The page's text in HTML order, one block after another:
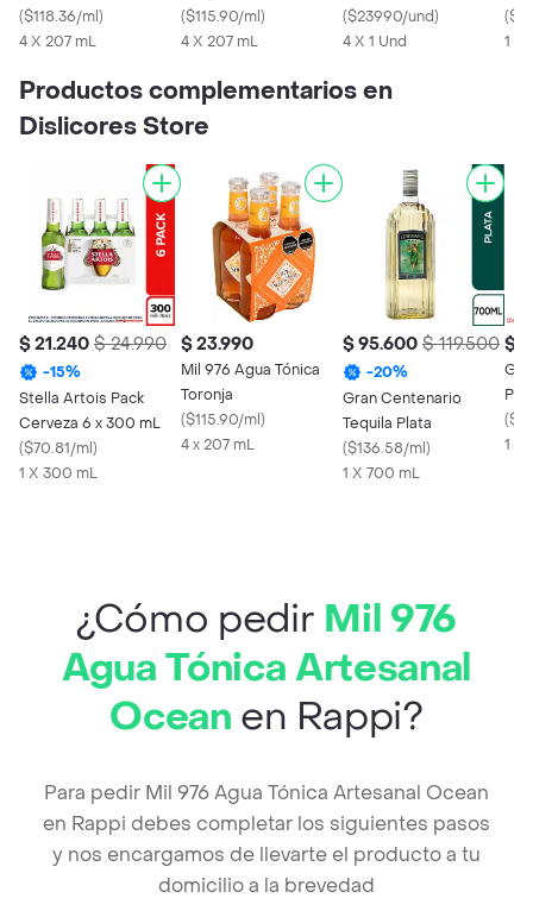
($118.36/ml)
4 X 207 mL
($115.90/ml)
4 X 207 mL
($23990/und)
4 X 1 Und
(
1 X
Productos complementarios en
Dislicores Store
$ 21.240 $ 24.990
-15%
Stella Artois Pack
Cerveza 6 x 300 mL
($70.81/ml)
1 X 300 mL
$ 23.990
Mil 976 Agua Tónica
Toronja
($115.90/ml)
4 x 207 mL
$ 95.600 $ 119.500
-20%
Gran Centenario
Tequila Plata
($136.58/ml)
1 X 700 mL
$
(
1 X
¿Cómo pedir Mil 976
Agua Tónica Artesanal
Ocean en Rappi?
Para pedir Mil 976 Agua Tónica Artesanal Ocean
en Rappi debes completar los siguientes pasos
y nos encargamos de llevarte el producto a tu
domicilio a la brevedad